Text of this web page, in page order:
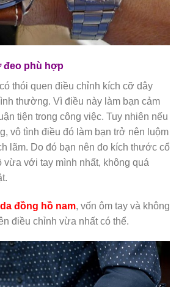
đeo phù hợp
thói quen điều chỉnh kích cỡ dây
thường. Vì điều này làm bạn cảm
tiện trong công việc. Tuy nhiên nếu
vô tình điều đó làm bạn trở nên luộm
lãm. Do đó bạn nên đo kích thước cổ
vừa với tay mình nhất, không quá
đồng hồ nam, vốn ôm tay và không
điều chỉnh vừa nhất có thể.